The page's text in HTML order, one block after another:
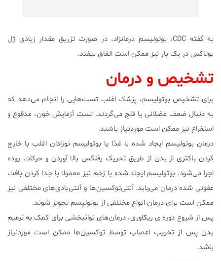
به گفته CDC، بوتولیسم درمانزاد، در صورت تزریق مقدار زیادی ژل
بوتاکس در یک بار نیز ممکن است اتفاق بیفتد.
تشخیص و درمان
برای تشخیص بوتولیسم، پزشک اغلب تست‌هایی را انجام می‌دهد که
به دنبال ضعف عضلانی یا فلج می‌گردند. تست آزمایش خون، مدفوع و
استفراغ نیز ممکن است مورد‌نیاز باشند.
درمان بوتولیسم ایجاد شده با غذا یا بوتولیسم نوزادان اغلب با خارج
کردن باکتری از بدن از طریق تحریک رفلکس بالا آوردن و حرکات روده
اجرا می‌شود. بوتولیسم ایجاد شده با زخم نیز معمولا با جدا کردن بافت
عفونی شده درمان می‌یابد. آنتی‌توکسین‌ها و آنتی‌بادی‌های مختلفی نیز
ممکن است برای درمان انواع مختلفی از بوتولیسم تجویز شوند.
پس از شروع دوره ی ریکاوری، درمان‌های توانبخشی برای کمک به ترمیم
بدن پس از تخریب اعصاب توسط توکسین‌ها ممکن است موردنیاز
باشد.